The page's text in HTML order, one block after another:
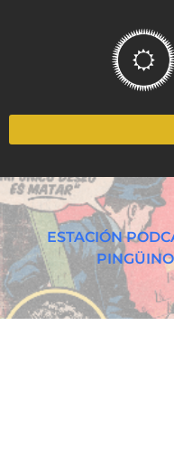
ESTACIÓN PODCAST MUSIC presenta - UN